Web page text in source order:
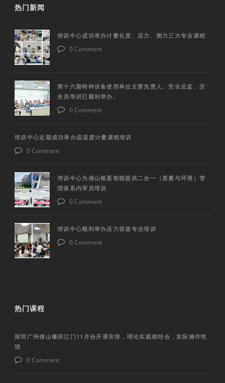
热门新闻
培训中心成功举办计量长度、压力、测力三大专业课程
0 Comment
第十六期特种设备使用单位主要负责人、安全总监、安
全员培训已顺利举办。
0 Comment
培训中心近期成功举办温湿度计量课程培训
0 Comment
培训中心为佛山银星智能提供二合一（质量与环境）管
理体系内审员培训
0 Comment
培训中心顺利举办压力容器专业培训
0 Comment
热门课程
深圳广州佛山肇庆江门11月份开课安排，理论实践相结合，实际操作性
强
0 Comment